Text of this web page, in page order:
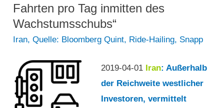
Fahrten pro Tag inmitten des
Wachstumsschubs“
Iran,Quelle: Bloomberg Quint, Ride-Hailing, Snapp
2019-04-01 Iran: Außerhalb
der Reichweite westlicher
Investoren, vermittelt